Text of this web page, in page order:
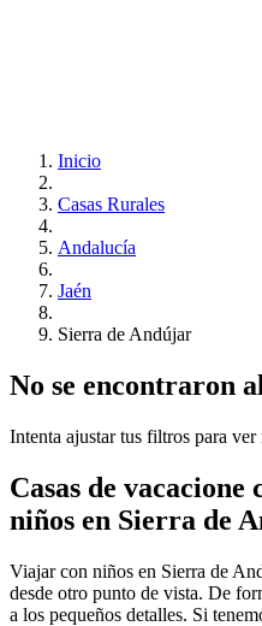
Inicio
Casas Rurales
Andalucía
Jaén
Sierra de Andújar
No se encontraron
Intenta ajustar tus filtros para ver
Casas de
niños en Sierra de
Viajar con niños en Sierra de
desde otro punto de vista. De
a los pequeños detalles. Si